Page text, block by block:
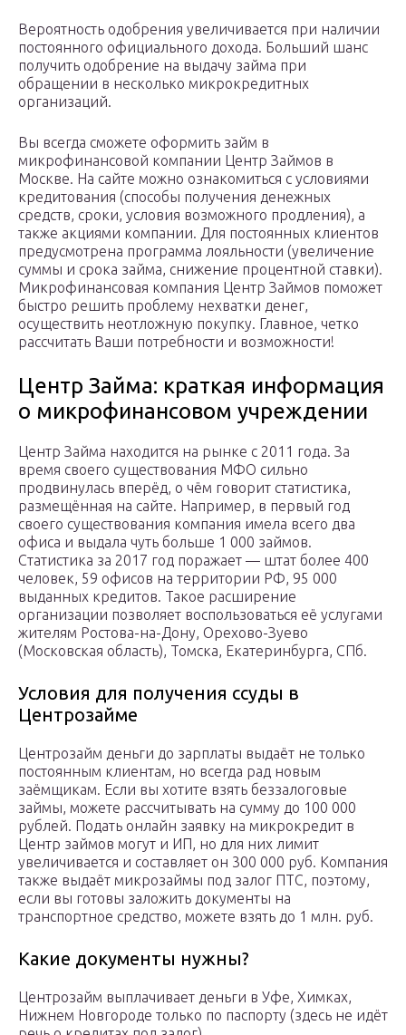
Вероятность одобрения увеличивается при наличии
постоянного официального дохода. Больший шанс
получить одобрение на выдачу займа при
обращении в несколько микрокредитных
организаций.
Вы всегда сможете оформить займ в
микрофинансовой компании Центр Займов в
Москве. На сайте можно ознакомиться с условиями
кредитования (способы получения денежных
средств, сроки, условия возможного продления), а
также акциями компании. Для постоянных клиентов
предусмотрена программа лояльности (увеличение
суммы и срока займа, снижение процентной ставки).
Микрофинансовая компания Центр Займов поможет
быстро решить проблему нехватки денег,
осуществить неотложную покупку. Главное, четко
рассчитать Ваши потребности и возможности!
Центр Займа: краткая информация
о микрофинансовом учреждении
Центр Займа находится на рынке с 2011 года. За
время своего существования МФО сильно
продвинулась вперёд, о чём говорит статистика,
размещённая на сайте. Например, в первый год
своего существования компания имела всего два
офиса и выдала чуть больше 1 000 займов.
Статистика за 2017 год поражает — штат более 400
человек, 59 офисов на территории РФ, 95 000
выданных кредитов. Такое расширение
организации позволяет воспользоваться её услугами
жителям Ростова-на-Дону, Орехово-Зуево
(Московская область), Томска, Екатеринбурга, СПб.
Условия для получения ссуды в
Центрозайме
Центрозайм деньги до зарплаты выдаёт не только
постоянным клиентам, но всегда рад новым
заёмщикам. Если вы хотите взять беззалоговые
займы, можете рассчитывать на сумму до 100 000
рублей. Подать онлайн заявку на микрокредит в
Центр займов могут и ИП, но для них лимит
увеличивается и составляет он 300 000 руб. Компания
также выдаёт микрозаймы под залог ПТС, поэтому,
если вы готовы заложить документы на
транспортное средство, можете взять до 1 млн. руб.
Какие документы нужны?
Центрозайм выплачивает деньги в Уфе, Химках,
Нижнем Новгороде только по паспорту (здесь не идёт